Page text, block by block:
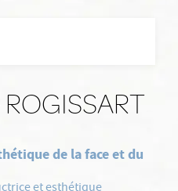
de la face et du